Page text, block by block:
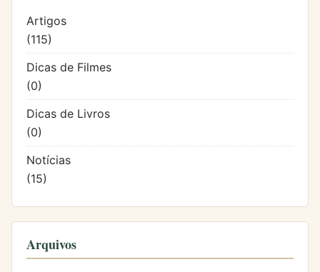
Artigos
(115)
Dicas de Filmes
(0)
Dicas de Livros
(0)
Notícias
(15)
Arquivos